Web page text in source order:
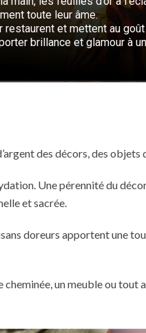
toute leur âme.
restaurent et mettent au
brillance et glamour à
des décors, des objets
Une pérennité du
et sacrée.
doreurs apportent une
un meuble ou